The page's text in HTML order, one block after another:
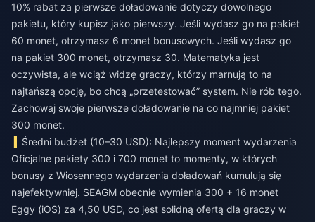
10% rabat za pierwsze doładowanie dotyczy dowolnego
pakietu, który kupisz jako pierwszy. Jeśli wydasz go na pakiet
60 monet, otrzymasz 6 monet bonusowych. Jeśli wydasz go
na pakiet 300 monet, otrzymasz 30. Matematyka jest
oczywista, ale wciąż widzę graczy, którzy marnują to na
najtańszą opcję, bo chcą „przetestować” system. Nie rób tego.
Zachowaj swoje pierwsze doładowanie na co najmniej pakiet
300 monet.
Średni budżet (10–30 USD): Najlepszy moment wydarzenia
Oficjalne pakiety 300 i 700 monet to momenty, w których
bonusy z Wiosennego wydarzenia doładowań kumulują się
najefektywniej. SEAGM obecnie wymienia 300 + 16 monet
Eggy (iOS) za 4,50 USD, co jest solidną ofertą dla graczy w